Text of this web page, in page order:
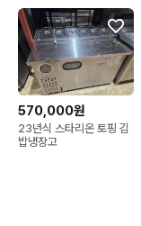
570,000원
23년식 스타리온 토핑 김
밥냉장고